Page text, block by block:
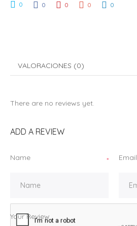
0 0 0 0 0
VALORACIONES (0)
There are no reviews yet.
ADD A REVIEW
Name * Email
Your Review